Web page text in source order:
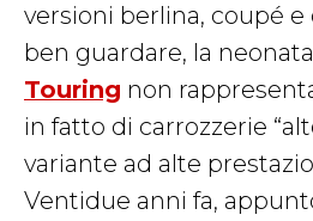
versioni berlina, coupé e
ben guardare, la neonata
Touring non
in fatto di carrozzerie
variante ad alte
Ventidue anni fa,